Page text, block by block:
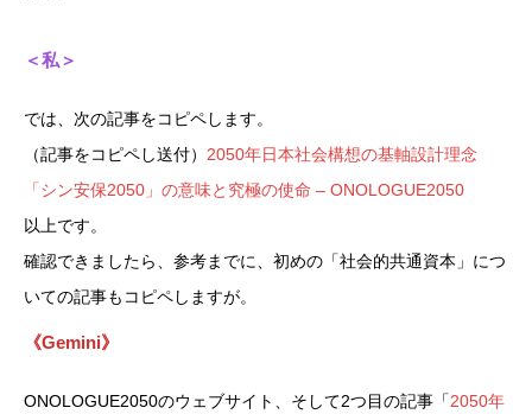
＜私＞
では、次の記事をコピペします。
（記事をコピペし送付） 2050年日本社会構想の基軸設計理念
「シン安保2050」の意味と究極の使命 – ONOLOGUE2050
以上です。
確認できましたら、参考までに、初めの「社会的共通資本」につ
いての記事もコピペしますが。
《Gemini》
ONOLOGUE2050のウェブサイト、そして2つ目の記事「2050年